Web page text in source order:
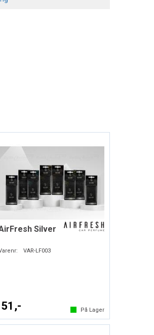
Silver
VAR-LF003
51,- På Lager